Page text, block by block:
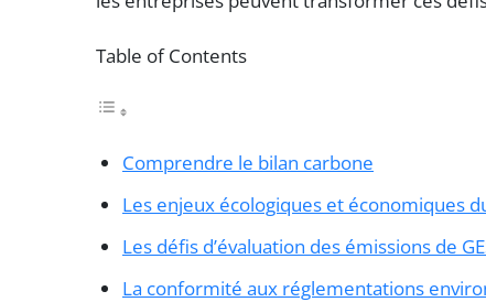
Table of Contents
Comprendre le bilan carbone
Les enjeux écologiques et économiques
Les défis d’évaluation des émissions de
La conformité aux réglementations